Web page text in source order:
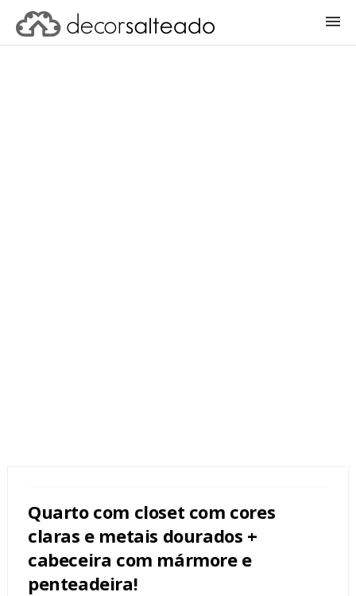
Quarto com closet com cores
claras e metais dourados +
cabeceira com mármore e
penteadeira!